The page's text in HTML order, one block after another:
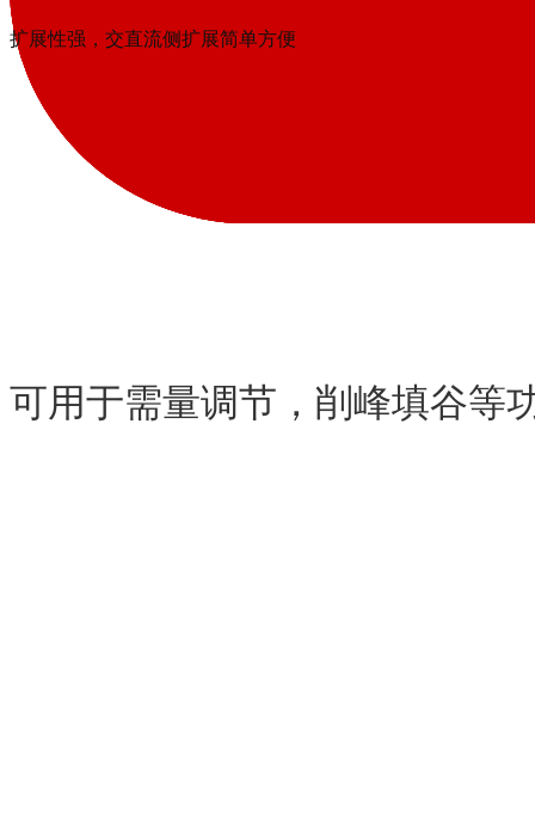
扩展性强，交直流侧扩展简单方便
可用于需量调节，削峰填谷等